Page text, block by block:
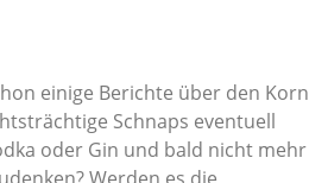
einige Berichte über den Korn
Schnaps eventuell
oder Gin und bald nicht mehr